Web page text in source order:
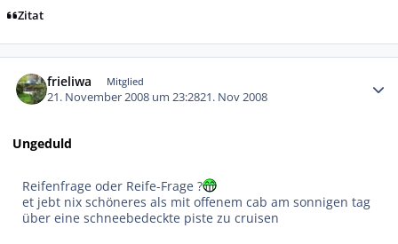
Zitat
frieliwa Mitglied
21. November 2008 um 23:2821. Nov 2008
Ungeduld
Reifenfrage oder Reife-Frage ?
et jebt nix schöneres als mit offenem cab am sonnigen tag
über eine schneebedeckte piste zu cruisen